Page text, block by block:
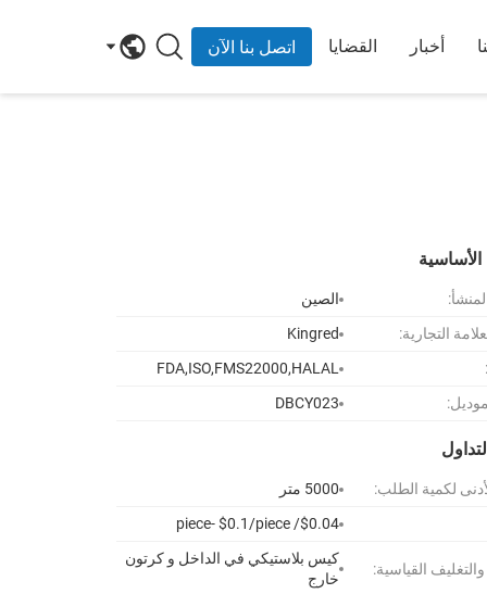
أخبار القضايا اتصل بنا الآن
الصين
التجارية:
Kingred
FDA,ISO,FMS22000,HALAL
DBCY023
لكمية الطلب:
5000 متر
$0.04/ piece- $0.1/piece
والتغليف القياسية:
كيس بلاستيكي في الداخل و كرتون
خارج